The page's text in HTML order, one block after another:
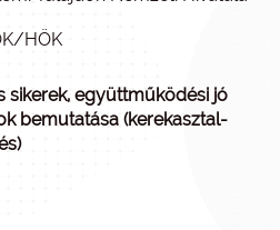
HÖK
sikerek, együttműködési jó
bemutatása (kerekasztal-